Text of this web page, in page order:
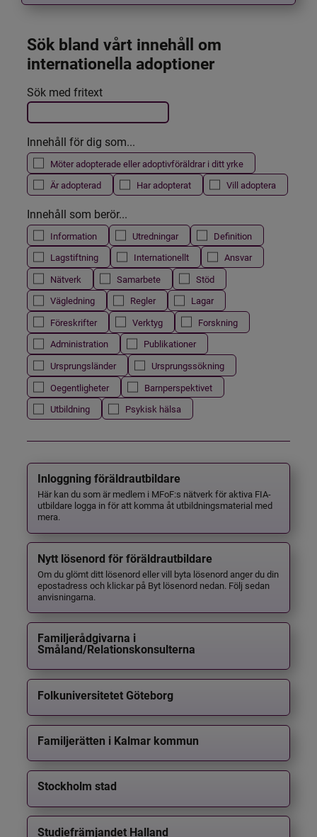
Sök bland vårt innehåll om
internationella adoptioner
Filtrera resultatet
Det här formuläret postas automatiskt
Sök med fritext
Innehåll för dig som...
Möter adopterade eller adoptivföräldrar i ditt yrke
Är adopterad
Har adopterat Vill adoptera
Innehåll som berör...
Information Utredningar
Definition
Lagstiftning
Internationellt
Ansvar
Nätverk
Samarbete
Stöd
Vägledning
Regler
Lagar
Föreskrifter
Verktyg
Forskning
Administration
Publikationer
Ursprungsländer
Ursprungssökning
Oegentligheter
Barnperspektivet
Utbildning
Psykisk hälsa
Inloggning föräldrautbildare
Här kan du som är medlem i MFoF:s nätverk för aktiva FIA-
utbildare logga in för att komma åt utbildningsmaterial med
mera.
Nytt lösenord för föräldrautbildare
Om du glömt ditt lösenord eller vill byta lösenord anger du din
epostadress och klickar på Byt lösenord nedan. Följ sedan
anvisningarna.
Familjerådgivarna i
Småland/Relationskonsulterna
Folkuniversitetet Göteborg
Familjerätten i Kalmar kommun
Stockholm stad
Studiefrämjandet Halland